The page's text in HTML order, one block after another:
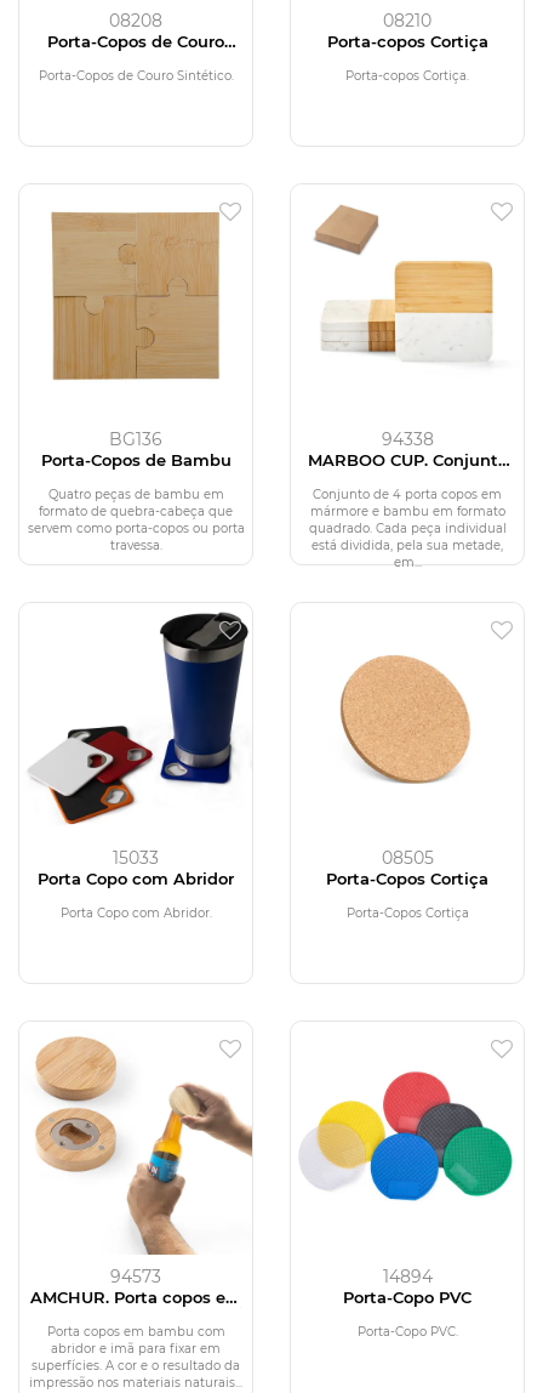
08208
Porta-Copos de Couro
Porta-Copos de Couro Sintético.
08210
Porta-copos Cortiça
Porta-copos Cortiça.
BG136
Porta-Copos de Bambu
Quatro peças de bambu em
formato de quebra-cabeça que
servem como porta-copos ou porta
travessa.
94338
MARBOO CUP. Conjunto
mármore e bambu em
formato quadrado
Conjunto de 4 porta copos em
mármore e bambu em formato
quadrado. Cada peça individual
está dividida, pela sua metade,
em...
15033
Porta Copo com Abridor
Porta Copo com Abridor.
08505
Porta-Copos Cortiça
Porta-Copos Cortiça
94573
AMCHUR. Porta copos em
Porta copos em bambu com
abridor e imã para fixar em
superfícies. A cor e o resultado da
impressão nos materiais naturais...
14894
Porta-Copo PVC
Porta-Copo PVC.